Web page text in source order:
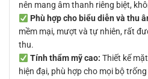
nên mang âm thanh riêng biệt,
Phù hợp cho biểu diễn và thu
mềm mại, mượt và tự nhiên, rất
thu.
Tính thẩm mỹ cao: Thiết kế
hiện đại, phù hợp cho mọi bộ